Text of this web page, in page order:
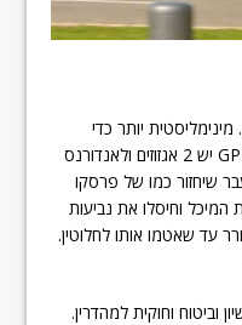
יותר כדי
לקצץ עודפי שומן משקליים. לגרסת ה-GP יש 2 אגזוזים ולאנדורנס
שיחזור כמו של פרסקו
וחיסלו את נביעות
עד שאטמו אותו לחלוטין.
וביטוח וחוקית למהדרין.